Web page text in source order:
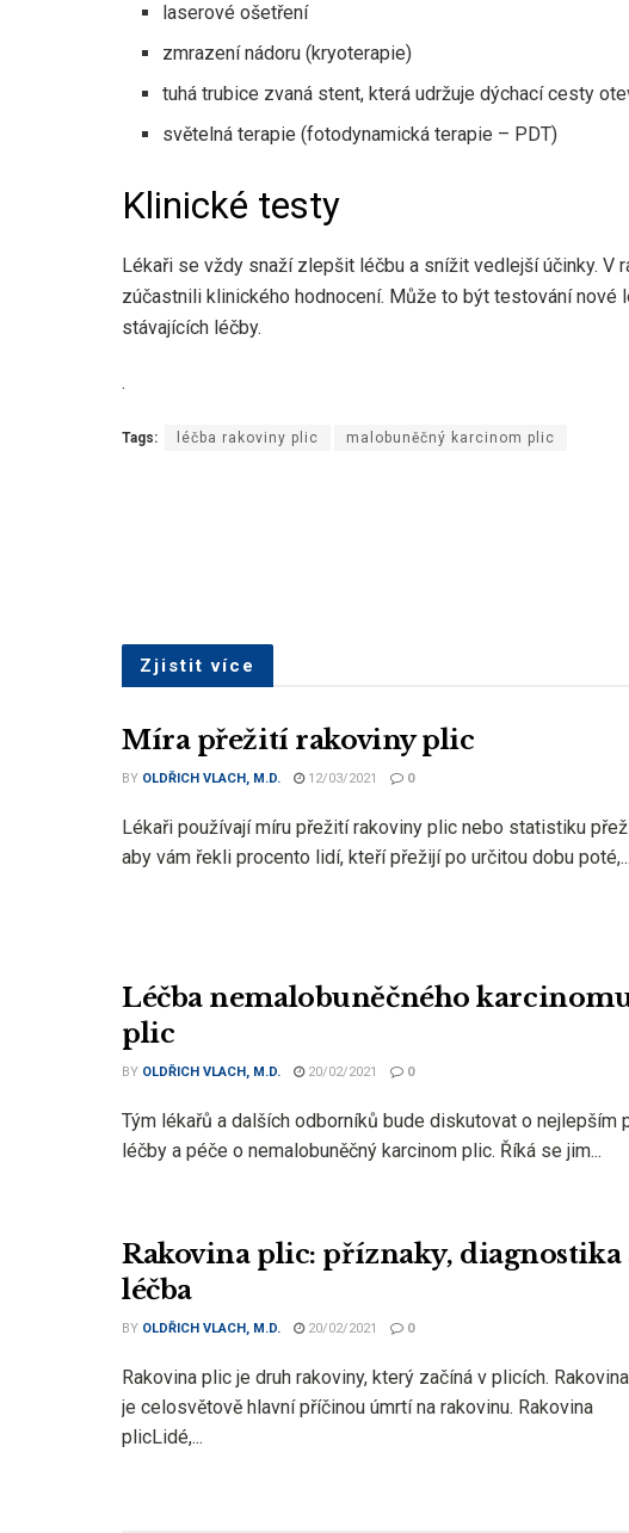
laserové ošetření
zmrazení nádoru (kryoterapie)
tuhá trubice zvaná stent, která udržuje dýchací cesty
světelná terapie (fotodynamická terapie – PDT)
Klinické testy
Lékaři se vždy snaží zlepšit léčbu a snížit vedlejší účinky. V
zúčastnili klinického hodnocení. Může to být testování nové
stávajících léčby.
.
Tags: léčba rakoviny plic malobuněčný karcinom plic
Zjistit více
Míra přežití rakoviny plic
BY OLDŘICH VLACH, M.D. 12/03/2021 0
Lékaři používají míru přežití rakoviny plic nebo statistiku
aby vám řekli procento lidí, kteří přežijí po určitou dobu poté,...
Léčba nemalobuněčného
plic
BY OLDŘICH VLACH, M.D. 20/02/2021 0
Tým lékařů a dalších odborníků bude diskutovat o nejlepším
léčby a péče o nemalobuněčný karcinom plic. Říká se jim...
Rakovina plic: příznaky, diagnostika
léčba
BY OLDŘICH VLACH, M.D. 20/02/2021 0
Rakovina plic je druh rakoviny, který začíná v plicích.
je celosvětově hlavní příčinou úmrtí na rakovinu. Rakovina
plicLidé,...